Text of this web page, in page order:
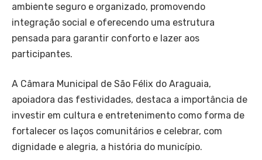
ambiente seguro e organizado, promovendo
integração social e oferecendo uma estrutura
pensada para garantir conforto e lazer aos
participantes.
A Câmara Municipal de São Félix do Araguaia,
apoiadora das festividades, destaca a importância de
investir em cultura e entretenimento como forma de
fortalecer os laços comunitários e celebrar, com
dignidade e alegria, a história do município.